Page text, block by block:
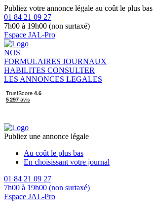
Publiez votre annonce légale au coût le plus bas
01 84 21 09 27
7h00 à 19h00 (non surtaxé)
Espace JAL-Pro
NOS
FORMULAIRES JOURNAUX
HABILITES CONSULTER
LES ANNONCES LEGALES
Publiez une annonce légale
Au coût le plus bas
En choisissant votre journal
01 84 21 09 27
7h00 à 19h00 (non surtaxé)
Espace JAL-Pro